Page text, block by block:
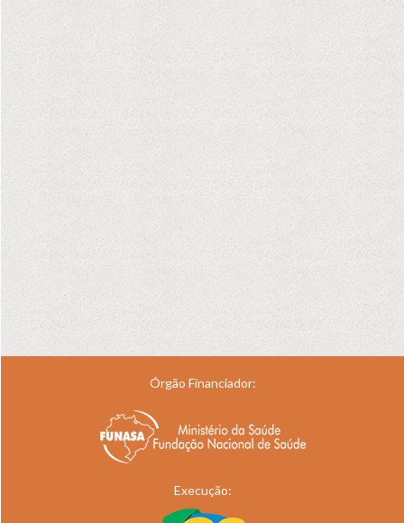
Órgão Financiador:
Execução: